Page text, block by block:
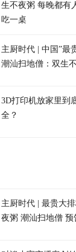
生不夜粥 每晚都有
吃一桌
主厨时代 | 中国”最
潮汕扫地僧：双生
3D打印机放家里到
全？
主厨时代 | 最贵大
夜粥 潮汕扫地僧 预